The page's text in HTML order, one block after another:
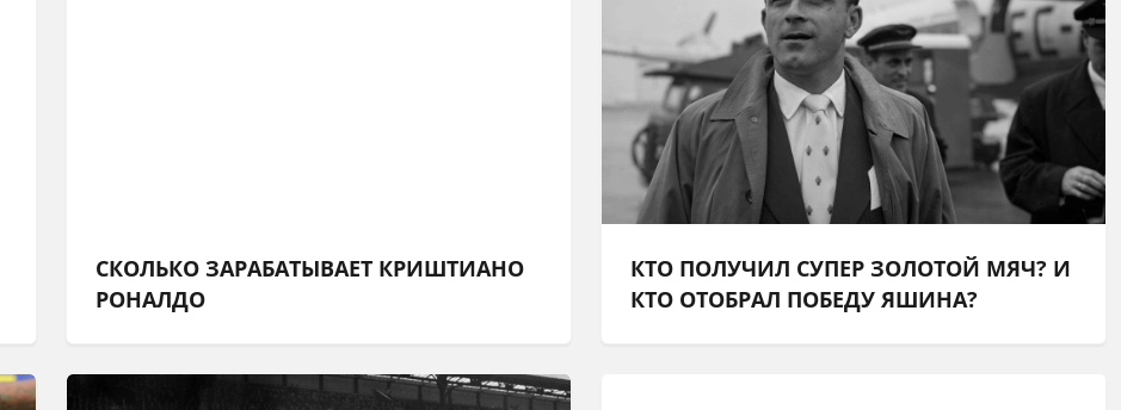
СКОЛЬКО ЗАРАБАТЫВАЕТ КРИШТИАНО
РОНАЛДО
КТО ПОЛУЧИЛ СУПЕР ЗОЛОТОЙ МЯЧ? И
КТО ОТОБРАЛ ПОБЕДУ ЯШИНА?